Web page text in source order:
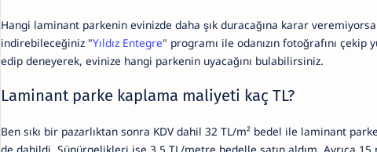
Hangi laminant parkenin evinizde daha şık duracağına karar
indirebileceğiniz "Yıldız Entegre" programı ile odanızın fotoğrafını
edip deneyerek, evinize hangi parkenin uyacağını bulabilirsiniz.
Laminant parke kaplama maliyeti kaç TL?
Ben sıkı bir pazarlıktan sonra KDV dahil 32 TL/m² bedel ile laminant
de dahildi. Süpürgelikleri ise 3,5 TL/metre bedelle satın aldım. Ayrıca